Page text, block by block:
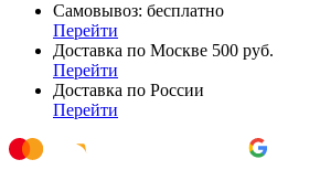
Самовывоз: бесплатно
Перейти
Доставка по Москве 500 руб.
Перейти
Доставка по России
Перейти